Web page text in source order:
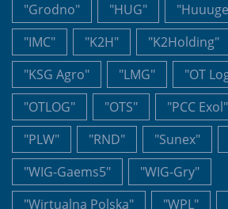
"Grodno"
"HUG"
"IMC"
"K2H" "K2Holding"
"KSG Agro"
"LMG"
"OT
"OTLOG"
"OTS" "PCC Exol"
"PLW"
"RND" "Sunex"
"WIG-Gaems5"
"WIG-Gry"
"Wirtualna Polska"
"WPL"